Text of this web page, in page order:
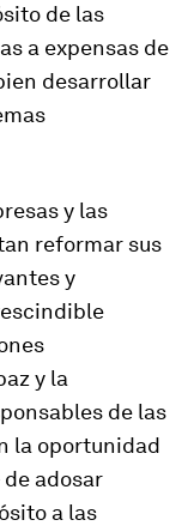
de las
a expensas de
desarrollar
y las
reformar sus
y
y la
de las
la oportunidad
adosar
a las